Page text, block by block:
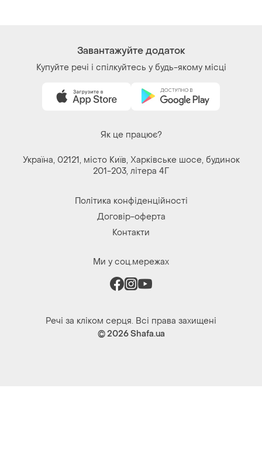
Завантажуйте додаток
Купуйте речі і спілкуйтесь у будь-якому місці
Як це працює?
Україна, 02121, місто Київ, Харківське шосе, будинок
201-203, літера 4Г
Політика конфіденційності
Договір-оферта
Контакти
Ми у соц.мережах
Речі за кліком серця. Всі права захищені
© 2026Shafa.ua